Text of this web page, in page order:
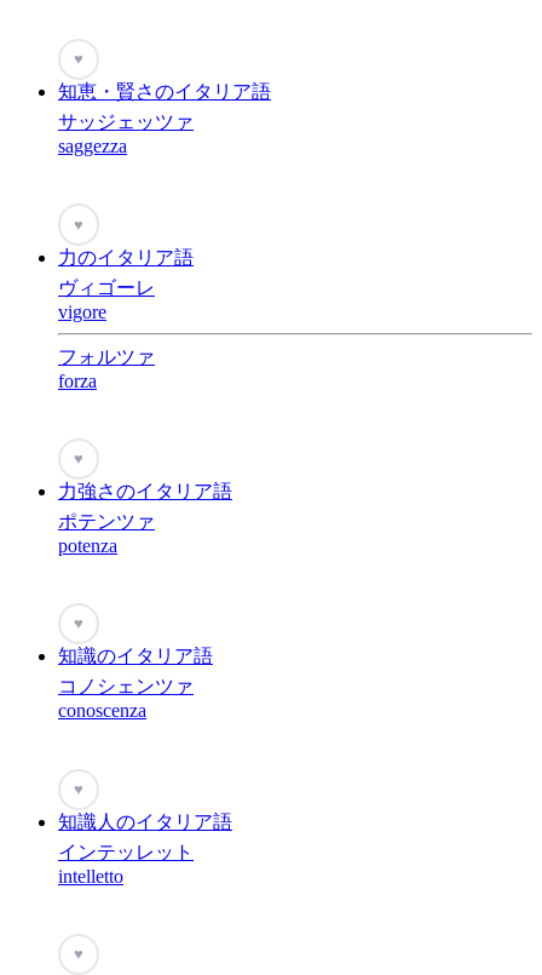
♥
知恵・賢さのイタリア語
サッジェッツァ
saggezza
♥
力のイタリア語
ヴィゴーレ
vigore
フォルツァ
forza
♥
力強さのイタリア語
ポテンツァ
potenza
♥
知識のイタリア語
コノシェンツァ
conoscenza
♥
知識人のイタリア語
インテッレット
intelletto
♥